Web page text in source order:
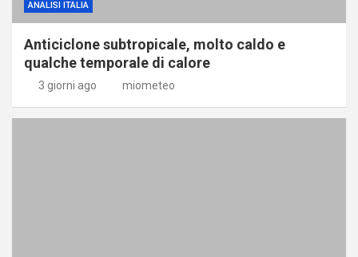
ANALISI ITALIA
Anticiclone subtropicale, molto caldo e
qualche temporale di calore
3 giorni ago miometeo